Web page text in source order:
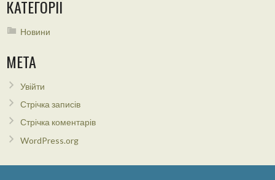
КАТЕГОРІЇ
Новини
МЕТА
Увійти
Стрічка записів
Стрічка коментарів
WordPress.org